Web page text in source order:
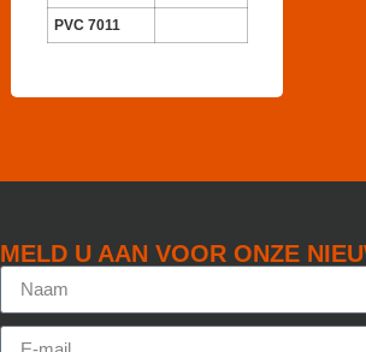
PVC 7011
MELD U AAN VOOR ONZE